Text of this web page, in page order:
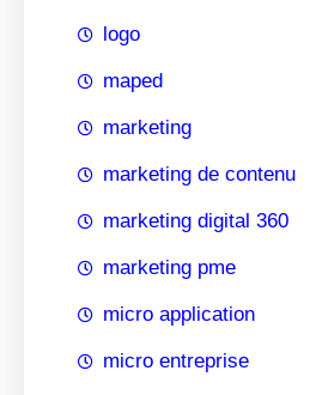
logo
maped
marketing
marketing de contenu
marketing digital 360
marketing pme
micro application
micro entreprise